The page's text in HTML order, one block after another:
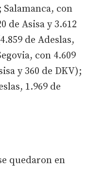
Salamanca, con
de Asisa y 3.612
de Adeslas,
con 4.609
y 360 de DKV);
1.969 de
quedaron en